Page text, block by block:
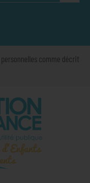
comme décrit